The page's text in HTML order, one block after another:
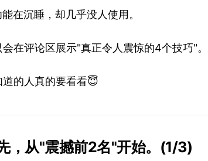
在沉睡，却几乎没人使用。
会在评论区展示"真正令人震惊的4个技巧"。
道的人真的要看看😇
，从"震撼前2名"开始。(1/3)